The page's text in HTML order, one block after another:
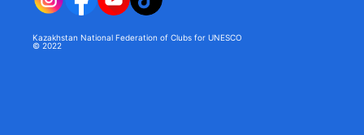
Kazakhstan National Federation of Clubs for UNESCO
© 2022